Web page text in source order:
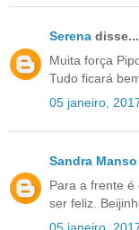
Serena disse...
Muita força
Tudo ficará
05 janeiro,
Sandra Manso
Para a frente é
ser feliz.